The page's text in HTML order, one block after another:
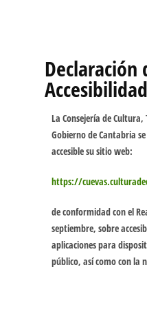
Declaración
Accesibilidad
La Consejería de
Gobierno de Cantabria
accesible su sitio web:
https://
de conformidad con el
septiembre, sobre
aplicaciones para
público, así como con la